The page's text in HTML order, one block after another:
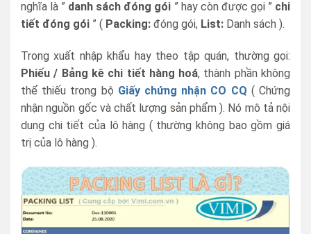
nghĩa là ” danh sách đóng gói ” hay còn được gọi ” chi
tiết đóng gói ” ( Packing: đóng gói, List: Danh sách ).
Trong xuất nhập khẩu hay theo tập quán, thường gọi:
Phiếu / Bảng kê chi tiết hàng hoá, thành phần không
thể thiếu trong bộ Giấy chứng nhận CO CQ ( Chứng
nhận nguồn gốc và chất lượng sản phẩm ). Nó mô tả nội
dung chi tiết của lô hàng ( thường không bao gồm giá
trị của lô hàng ).